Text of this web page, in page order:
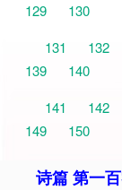
129
130
131
132
139
140
141
142
149
150
诗篇 第一